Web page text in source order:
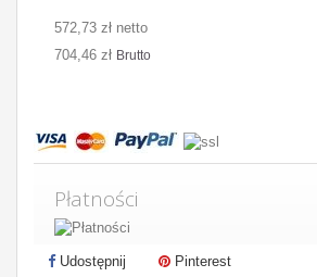
572,73 zł netto
704,46 zł Brutto
Płatności
Udostępnij Pinterest